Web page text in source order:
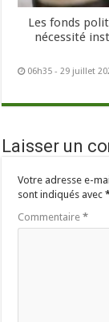
Les fonds
nécessité
06h35 - 29 juillet
Laisser un
Votre adresse e-
sont indiqués avec
Commentaire*